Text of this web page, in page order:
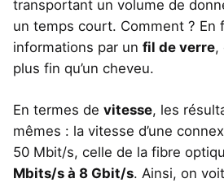
transportant un volume de
un temps court. Comment ? En
informations par un fil de verre,
plus fin qu’un cheveu.
En termes de vitesse, les
mêmes : la vitesse d’une
50 Mbit/s, celle de la fibre
Mbits/s à 8 Gbit/s. Ainsi, on